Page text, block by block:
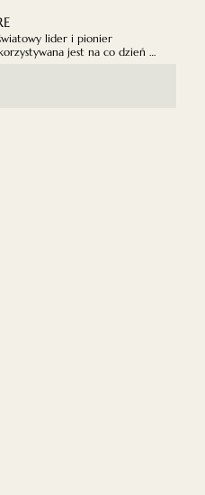
wyglądu skóry,
odchudzania.
lider i pionier
jest na co dzień